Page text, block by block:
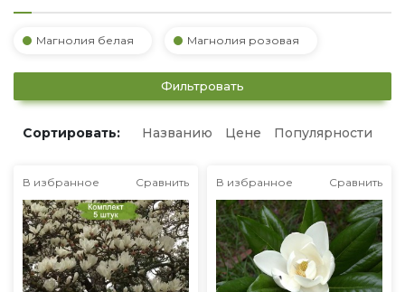
Магнолия белая Магнолия розовая
Фильтровать
Сортировать: Названию Цене Популярности
В избранное Сравнить В избранное Сравнить